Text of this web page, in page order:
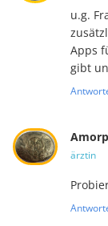
u.g.
Apps
gibt
ärztin